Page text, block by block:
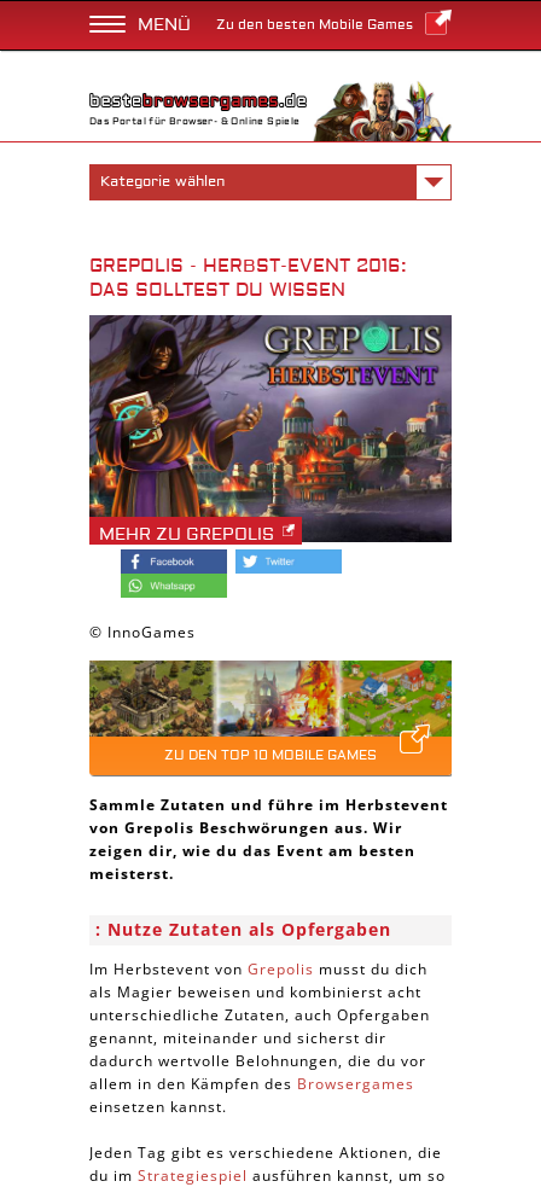
MENÜ Zu den besten Mobile Games
Das Portal für Browser- & Online Spiele
Kategorie wählen
GREPOLIS - HERBST-EVENT 2016:
DAS SOLLTEST DU WISSEN
MEHR ZU GREPOLIS
© InnoGames
ZU DEN TOP 10 MOBILE GAMES
Sammle Zutaten und führe im Herbstevent
von Grepolis Beschwörungen aus. Wir
zeigen dir, wie du das Event am besten
meisterst.
Nutze Zutaten als Opfergaben
Im Herbstevent von Grepolis musst du dich
als Magier beweisen und kombinierst acht
unterschiedliche Zutaten, auch Opfergaben
genannt, miteinander und sicherst dir
dadurch wertvolle Belohnungen, die du vor
allem in den Kämpfen des Browsergames
einsetzen kannst.
Jeden Tag gibt es verschiedene Aktionen, die
du im Strategiespiel ausführen kannst, um so